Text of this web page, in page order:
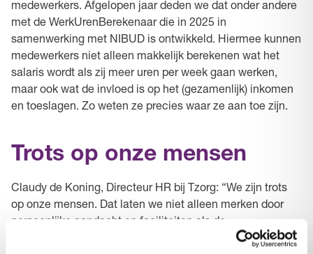
medewerkers. Afgelopen jaar deden we dat onder andere
met de WerkUrenBerekenaar die in 2025 in
samenwerking met NIBUD is ontwikkeld. Hiermee kunnen
medewerkers niet alleen makkelijk berekenen wat het
salaris wordt als zij meer uren per week gaan werken,
maar ook wat de invloed is op het (gezamenlijk) inkomen
en toeslagen. Zo weten ze precies waar ze aan toe zijn.
Trots op onze mensen
Claudy de Koning, Directeur HR bij Tzorg: “We zijn trots
op onze mensen. Dat laten we niet alleen merken door
persoonlijke aandacht en faciliteiten als de